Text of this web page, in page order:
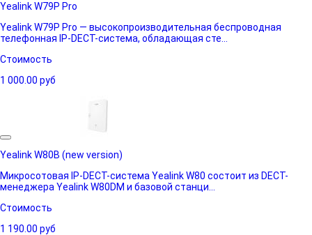
Yealink W79P Pro
Yealink W79P Pro — высокопроизводительная беспроводная
телефонная IP-DECT-система, обладающая сте...
Стоимость
1 000.00 руб
Yealink W80B (new version)
Микросотовая IP-DECT-система Yealink W80 состоит из DECT-
менеджера Yealink W80DM и базовой станци...
Стоимость
1 190.00 руб